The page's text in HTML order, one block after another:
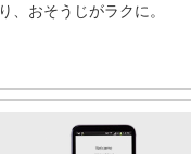
り、おそうじがラクに。